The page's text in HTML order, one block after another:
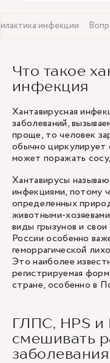
инфекции
Что такое
инфекция
Хантавирусная
заболеваний,
проще, то человек
обычно циркулирует
может поражать
Хантавирусы
инфекциями, потому
определенных
животными-
виды грызунов и
России особенно
геморрагической
Это наиболее
регистрируемая
стране, особенно в
ГЛПС, HPS и
смешивать
заболевания